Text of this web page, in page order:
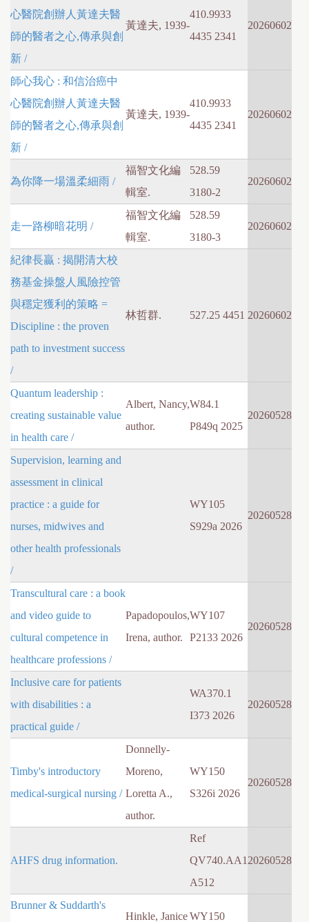
心醫院創辦人黃達夫醫
師的醫者之心,傳承與創
新 /
黃達夫, 1939-
410.9933
4435 2341
20260602
師心我心 : 和信治癌中
心醫院創辦人黃達夫醫
師的醫者之心,傳承與創
新 /
黃達夫, 1939-
410.9933
4435 2341
20260602
為你降一場溫柔細雨 /
福智文化編
輯室.
528.59
3180-2
20260602
走一路柳暗花明 /
福智文化編
輯室.
528.59
3180-3
20260602
紀律長贏 : 揭開清大校
務基金操盤人風險控管
與穩定獲利的策略 =
Discipline : the proven
path to investment success
/
林哲群. 527.25 4451 20260602
Quantum leadership :
creating sustainable value
in health care /
Albert, Nancy,
author.
W84.1
P849q 2025
20260528
Supervision, learning and
assessment in clinical
practice : a guide for
nurses, midwives and
other health professionals
/
WY105
S929a 2026
20260528
Transcultural care : a book
and video guide to
cultural competence in
healthcare professions /
Papadopoulos,
Irena, author.
WY107
P2133 2026
20260528
Inclusive care for patients
with disabilities : a
practical guide /
WA370.1
I373 2026
20260528
Timby's introductory
medical-surgical nursing /
Donnelly-
Moreno,
Loretta A.,
author.
WY150
S326i 2026
20260528
AHFS drug information.
Ref
QV740.AA1
A512
20260528
Brunner & Suddarth's
Hinkle, JaniceWY150